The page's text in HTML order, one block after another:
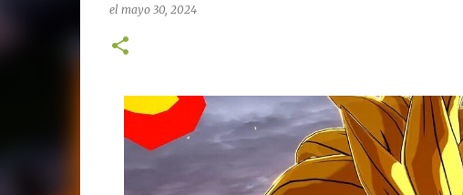
el mayo 30, 2024